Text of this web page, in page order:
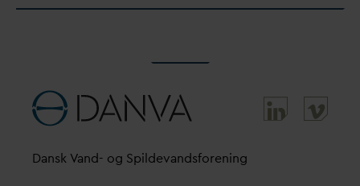
Dansk Vand- og Spildevandsforening